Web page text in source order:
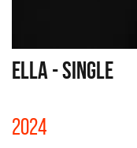
ELLA - SINGLE
2024